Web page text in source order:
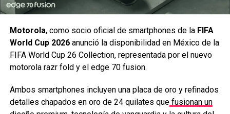
iakinjera
Motorola, como socio oficial de smartphones de laFIFA
World Cup 2026 anunció la disponibilidad en México de la
FIFA World Cup 26 Collection, representada por el nuevo
motorola razr fold y el edge 70 fusion.
Ambos smartphones incluyen una placa de oro y refinados
detalles chapados en oro de 24 quilates quefusionan un